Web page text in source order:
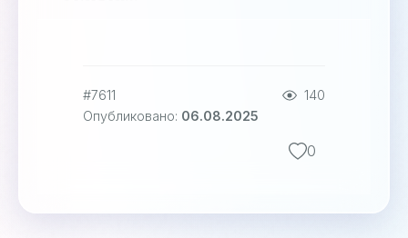
#7611
140
Опубликовано: 06.08.2025
0